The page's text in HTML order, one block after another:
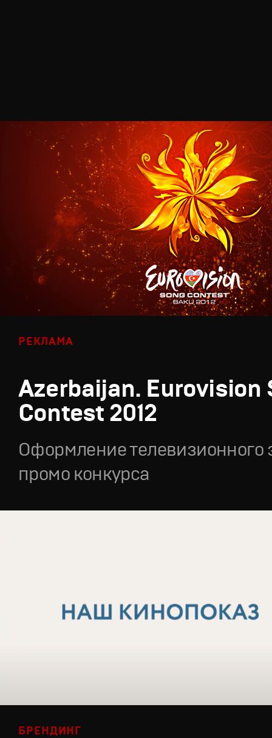
РЕКЛАМА
Azerbaijan. Eurovision
Contest 2012
Оформление телевизионного
промо конкурса
БРЕНДИНГ